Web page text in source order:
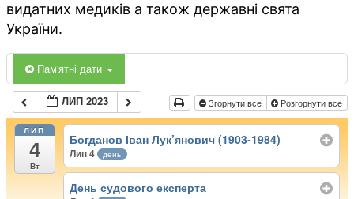
видатних медиків а також державні свята
України.
Пам'ятні дати
ЛИП 2023 Згорнути все Розгорнути все
ЛИП
4
Вт
Богданов Іван Лук’янович (1903-1984)
Лип 4 день
День судового експерта